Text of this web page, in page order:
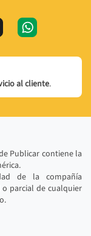
al cliente.
Publicar contiene la
de la compañía
parcial de cualquier